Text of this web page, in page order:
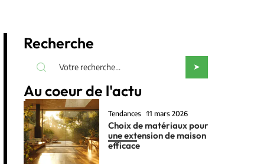
Recherche
Au coeur de l'actu
Tendances 11 mars 2026
Choix de matériaux pour
une extension de maison
efficace